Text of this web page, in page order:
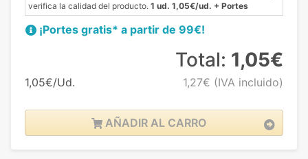
verifica la calidad del producto. 1 ud. 1,05€/ud. + Portes
¡Portes gratis* a partir de 99€!
1,05€/Ud.
Total: 1,05€
1,27€ (IVA incluido)
AÑADIR AL CARRO